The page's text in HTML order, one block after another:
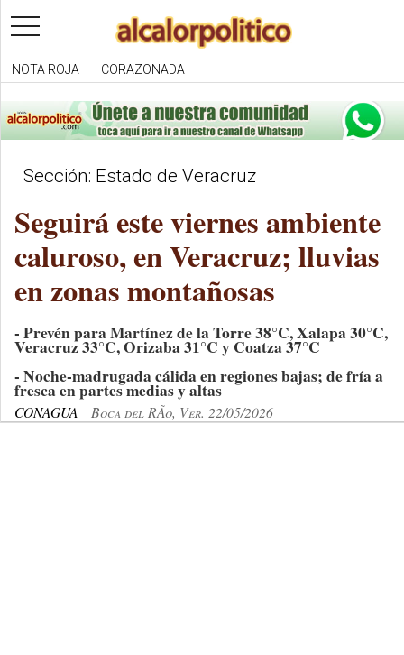
toggle
navigation
NOTA ROJA CORAZONADA
Sección: Estado de Veracruz
Seguirá este viernes ambiente
caluroso, en Veracruz; lluvias
en zonas montañosas
- Prevén para Martínez de la Torre 38°C, Xalapa 30°C,
Veracruz 33°C, Orizaba 31°C y Coatza 37°C
- Noche-madrugada cálida en regiones bajas; de fría a
fresca en partes medias y altas
CONAGUA Boca del RÃ­o, Ver. 22/05/2026